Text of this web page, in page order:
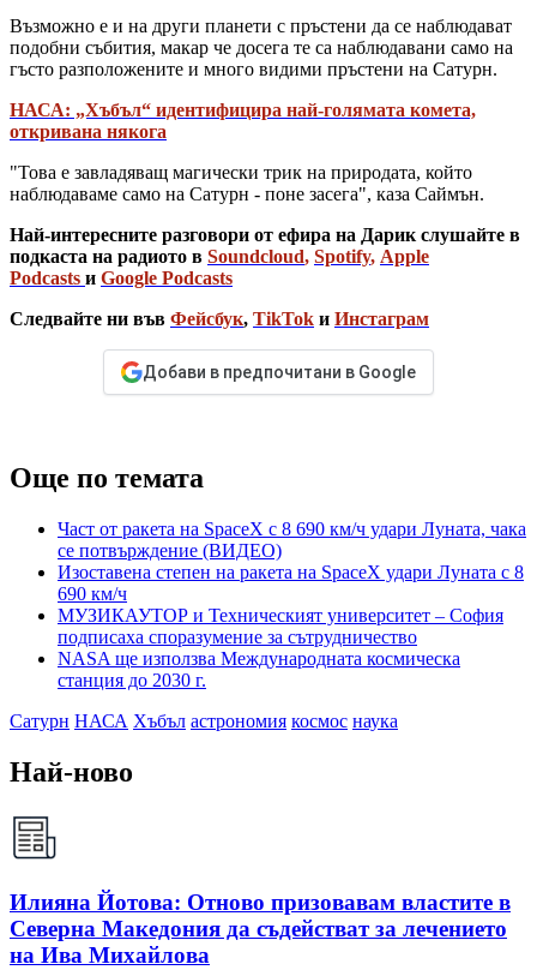
Възможно е и на други планети с пръстени да се наблюдават
подобни събития, макар че досега те са наблюдавани само на
гъсто разположените и много видими пръстени на Сатурн.
НАСА: „Хъбъл“ идентифицира най-голямата комета,
откривана някога
"Това е завладяващ магически трик на природата, който
наблюдаваме само на Сатурн - поне засега", каза Саймън.
Най-интересните разговори от ефира на Дарик слушайте в
подкаста на радиото в Soundcloud, Spotify, Apple
Podcasts и Google Podcasts
Следвайте ни във Фейсбук, TikTok и Инстаграм
Добави в предпочитани в Google
Още по темата
Част от ракета на SpaceX с 8 690 км/ч удари Луната, чака
се потвърждение (ВИДЕО)
Изоставена степен на ракета на SpaceX удари Луната с 8
690 км/ч
МУЗИКАУТОР и Техническият университет – София
подписаха споразумение за сътрудничество
NASA ще използва Международната космическа
станция до 2030 г.
Сатурн НАСА Хъбъл астрономия космос наука
Най-ново
Илияна Йотова: Отново призовавам властите в
Северна Македония да съдействат за лечението
на Ива Михайлова